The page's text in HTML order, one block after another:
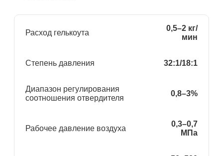
Расход гелькоута
0,5–2 кг/
мин
Степень давления 32:1/18:1
Диапазон регулирования
соотношения отвердителя
0,8–3%
Рабочее давление воздуха
0,3–0,7
МПа